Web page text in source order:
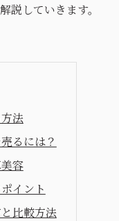
説していきます。
法
るには？
容
イント
比較方法